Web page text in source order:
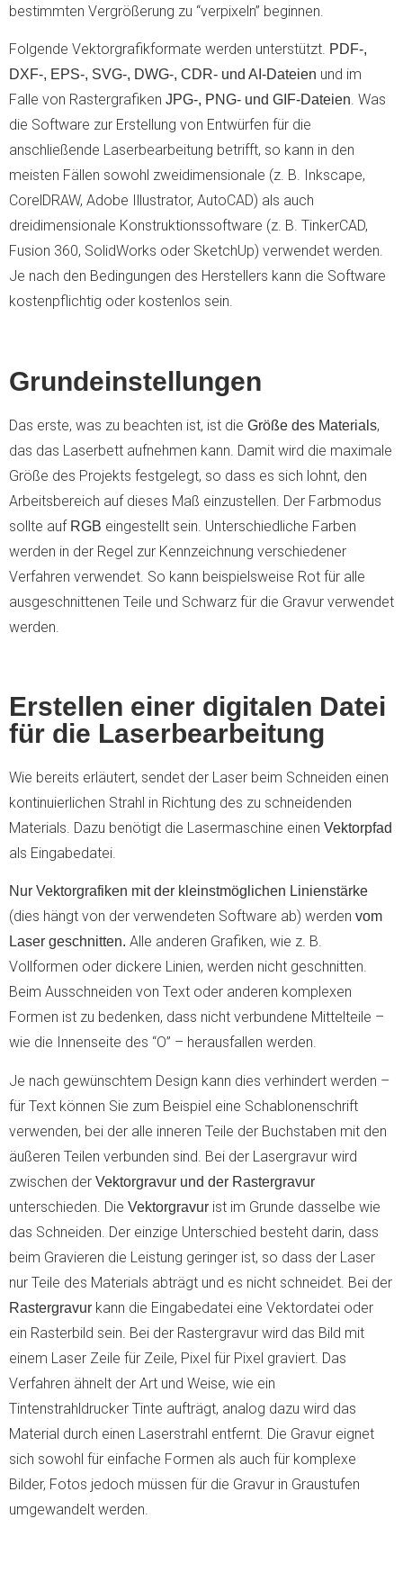
bestimmten Vergrößerung zu “verpixeln” beginnen.
Folgende Vektorgrafikformate werden unterstützt. PDF-,
DXF-, EPS-, SVG-, DWG-, CDR- und AI-Dateien und im
Falle von Rastergrafiken JPG-, PNG- und GIF-Dateien. Was
die Software zur Erstellung von Entwürfen für die
anschließende Laserbearbeitung betrifft, so kann in den
meisten Fällen sowohl zweidimensionale (z. B. Inkscape,
CorelDRAW, Adobe Illustrator, AutoCAD) als auch
dreidimensionale Konstruktionssoftware (z. B. TinkerCAD,
Fusion 360, SolidWorks oder SketchUp) verwendet werden.
Je nach den Bedingungen des Herstellers kann die Software
kostenpflichtig oder kostenlos sein.
Grundeinstellungen
Das erste, was zu beachten ist, ist die Größe des Materials,
das das Laserbett aufnehmen kann. Damit wird die maximale
Größe des Projekts festgelegt, so dass es sich lohnt, den
Arbeitsbereich auf dieses Maß einzustellen. Der Farbmodus
sollte auf RGB eingestellt sein. Unterschiedliche Farben
werden in der Regel zur Kennzeichnung verschiedener
Verfahren verwendet. So kann beispielsweise Rot für alle
ausgeschnittenen Teile und Schwarz für die Gravur verwendet
werden.
Erstellen einer digitalen Datei
für die Laserbearbeitung
Wie bereits erläutert, sendet der Laser beim Schneiden einen
kontinuierlichen Strahl in Richtung des zu schneidenden
Materials. Dazu benötigt die Lasermaschine einen Vektorpfad
als Eingabedatei.
Nur Vektorgrafiken mit der kleinstmöglichen Linienstärke
(dies hängt von der verwendeten Software ab) werden vom
Laser geschnitten. Alle anderen Grafiken, wie z. B.
Vollformen oder dickere Linien, werden nicht geschnitten.
Beim Ausschneiden von Text oder anderen komplexen
Formen ist zu bedenken, dass nicht verbundene Mittelteile –
wie die Innenseite des “O” – herausfallen werden.
Je nach gewünschtem Design kann dies verhindert werden –
für Text können Sie zum Beispiel eine Schablonenschrift
verwenden, bei der alle inneren Teile der Buchstaben mit den
äußeren Teilen verbunden sind. Bei der Lasergravur wird
zwischen der Vektorgravur und der Rastergravur
unterschieden. Die Vektorgravur ist im Grunde dasselbe wie
das Schneiden. Der einzige Unterschied besteht darin, dass
beim Gravieren die Leistung geringer ist, so dass der Laser
nur Teile des Materials abträgt und es nicht schneidet. Bei der
Rastergravur kann die Eingabedatei eine Vektordatei oder
ein Rasterbild sein. Bei der Rastergravur wird das Bild mit
einem Laser Zeile für Zeile, Pixel für Pixel graviert. Das
Verfahren ähnelt der Art und Weise, wie ein
Tintenstrahldrucker Tinte aufträgt, analog dazu wird das
Material durch einen Laserstrahl entfernt. Die Gravur eignet
sich sowohl für einfache Formen als auch für komplexe
Bilder, Fotos jedoch müssen für die Gravur in Graustufen
umgewandelt werden.